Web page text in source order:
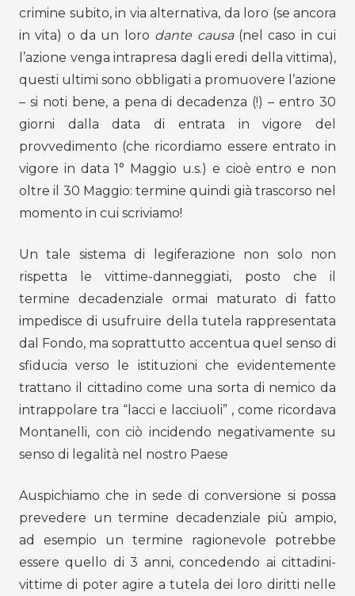
crimine subito, in via alternativa, da loro (se ancora
in vita) o da un loro dante causa(nel caso in cui
l’azione venga intrapresa dagli eredi della vittima),
questi ultimi sono obbligati a promuovere l’azione
– si noti bene, a pena di decadenza (!) – entro 30
giorni dalla data di entrata in vigore del
provvedimento (che ricordiamo essere entrato in
vigore in data 1° Maggio u.s.) e cioè entro e non
oltre il 30 Maggio: termine quindi già trascorso nel
momento in cui scriviamo!
Un tale sistema di legiferazione non solo non
rispetta le vittime-danneggiati, posto che il
termine decadenziale ormai maturato di fatto
impedisce di usufruire della tutela rappresentata
dal Fondo, ma soprattutto accentua quel senso di
sfiducia verso le istituzioni che evidentemente
trattano il cittadino come una sorta di nemico da
intrappolare tra “lacci e lacciuoli” , come ricordava
Montanelli, con ciò incidendo negativamente su
senso di legalità nel nostro Paese
Auspichiamo che in sede di conversione si possa
prevedere un termine decadenziale più ampio,
ad esempio un termine ragionevole potrebbe
essere quello di 3 anni, concedendo ai cittadini-
vittime di poter agire a tutela dei loro diritti nelle